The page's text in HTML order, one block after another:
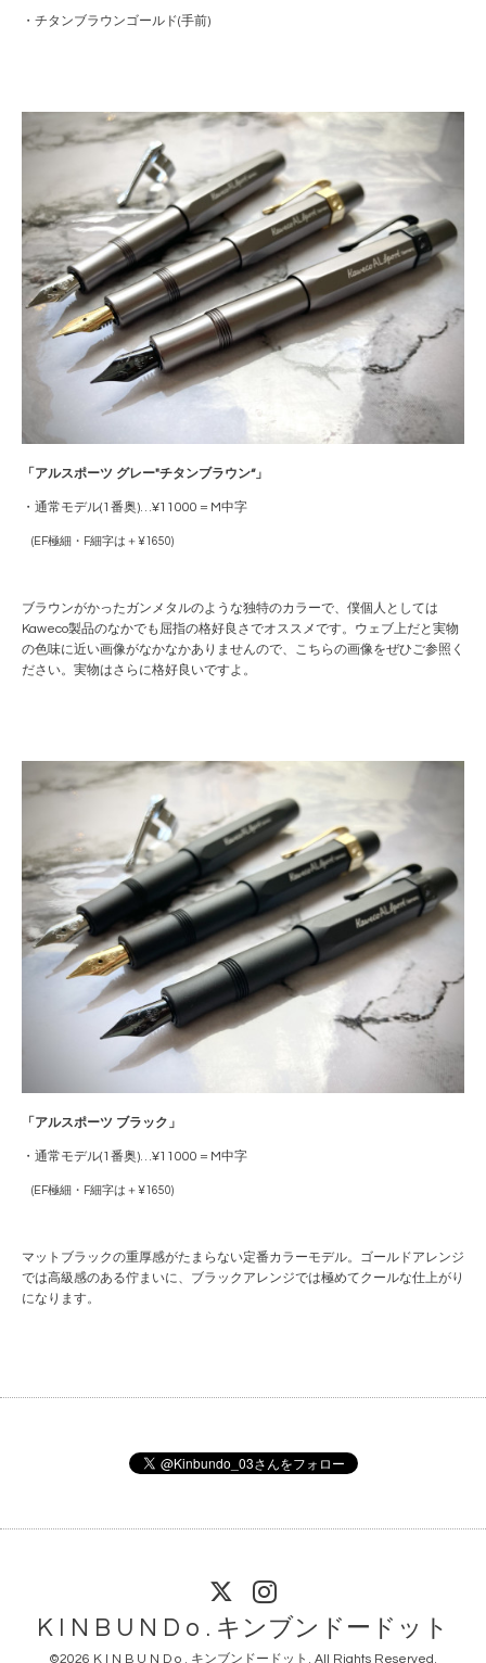
・チタンブラウンゴールド(手前)
「アルスポーツ グレー"チタンブラウン“」
・通常モデル(1番奥)…¥11000＝M中字
(EF極細・F細字は＋¥1650)
ブラウンがかったガンメタルのような独特のカラーで、僕個人としては
Kaweco製品のなかでも屈指の格好良さでオススメです。ウェブ上だと実物
の色味に近い画像がなかなかありませんので、こちらの画像をぜひご参照く
ださい。実物はさらに格好良いですよ。
「アルスポーツ ブラック 」
・通常モデル(1番奥)…¥11000＝M中字
(EF極細・F細字は＋¥1650)
マットブラックの重厚感がたまらない定番カラーモデル。ゴールドアレンジ
では高級感のある佇まいに、ブラックアレンジでは極めてクールな仕上がり
になります。
K I N B U N D o . キンブンドードット
©2026 K I N B U N D o . キンブンドードット . All Rights Reserved.